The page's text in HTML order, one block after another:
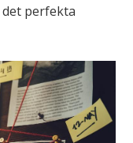
perfekta